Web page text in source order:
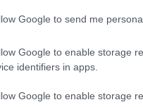
Google to send me
Google to enable storage
identifiers in apps.
Google to enable storage
A közlekedés